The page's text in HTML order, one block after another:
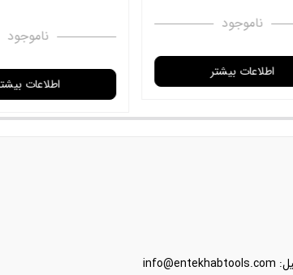
ناموجود
info@entekhabtools.com